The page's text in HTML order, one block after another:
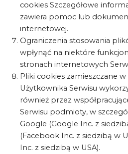
cookies Szczegółowe
zawiera pomoc lub
internetowej.
Ograniczenia stosowania
wpłynąć na niektóre
stronach internetowych
Pliki cookies zamieszczane
Użytkownika Serwisu
również przez
Serwisu podmioty, w
Google (Google Inc. z
(Facebook Inc. z siedzibą w
Inc. z siedzibą w USA).